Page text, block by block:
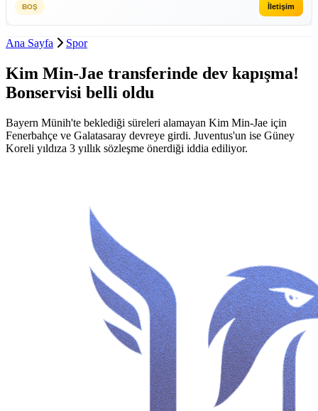
BOŞ İletişim
Ana Sayfa Spor
Kim Min-Jae transferinde dev kapışma!
Bonservisi belli oldu
Bayern Münih'te beklediği süreleri alamayan Kim Min-Jae için
Fenerbahçe ve Galatasaray devreye girdi. Juventus'un ise Güney
Koreli yıldıza 3 yıllık sözleşme önerdiği iddia ediliyor.